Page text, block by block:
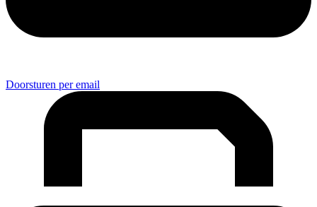
Doorsturen per email